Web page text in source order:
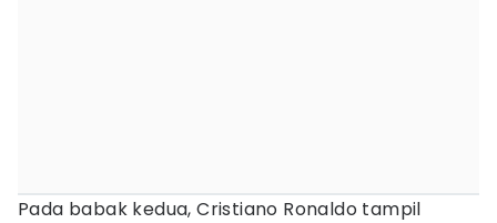
Pada babak kedua, Cristiano Ronaldo tampil